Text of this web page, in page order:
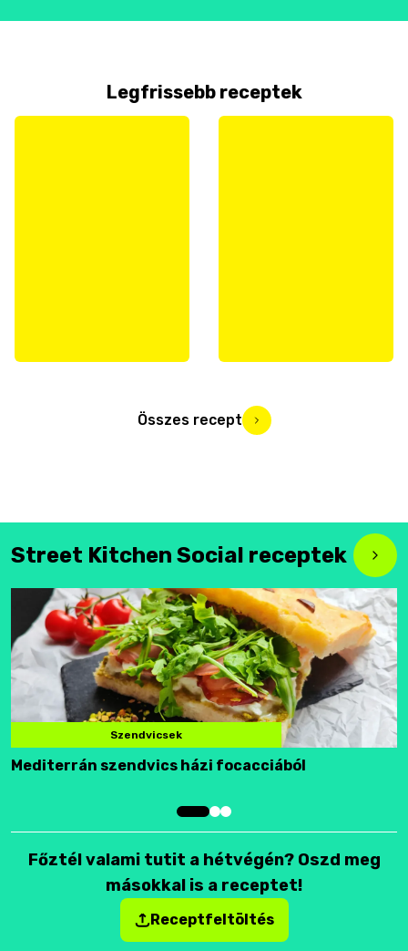
Legfrissebb receptek
Összes recept
Street Kitchen Social receptek
Szendvicsek
Mediterrán szendvics házi focacciából
Főztél valami tutit a hétvégén? Oszd meg
másokkal is a receptet!
Receptfeltöltés